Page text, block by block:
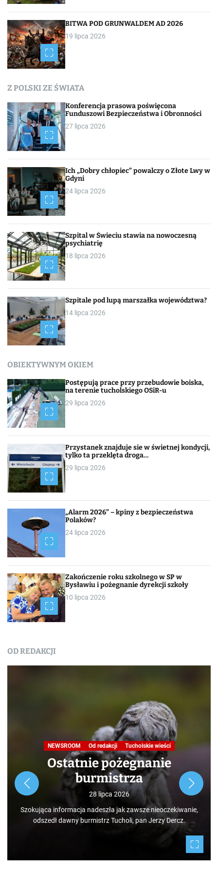
BITWA POD GRUNWALDEM AD 2026
19 lipca 2026
Z POLSKI ZE ŚWIATA
Konferencja prasowa poświęcona
Funduszowi Bezpieczeństwa i Obronności
27 lipca 2026
Ich „Dobry chłopiec” powalczy o Złote Lwy w
Gdyni
24 lipca 2026
Szpital w Świeciu stawia na nowoczesną
psychiatrię
18 lipca 2026
Szpitale pod lupą marszałka województwa?
14 lipca 2026
OBIEKTYWNYM OKIEM
Postępują prace przy przebudowie boiska,
na terenie tucholskiego OSiR-u
29 lipca 2026
Przystanek znajduje sie w świetnej kondycji,
tylko ta przeklęta droga…
29 lipca 2026
„Alarm 2026” – kpiny z bezpieczeństwa
Polaków?
24 lipca 2026
Zakończenie roku szkolnego w SP w
Bysławiu i pożegnanie dyrekcji szkoły
10 lipca 2026
OD REDAKCJI
Podróże małe i duże. Ścieżka
przyrodniczo-dydaktyczna
„Jelenia Wyspa”
24 lipca 2026
Rozpoczynamy nowy cykl opowieści zarówno dla turystów,
jak i mieszkańców, którzy niekoniecznie muszą podróżować
po świecie. Mamy niezwykłe szczęście żyć w Borach
Tucholskich i korzystać i to w dodatku za darmo z tego, co
daje nam natura.